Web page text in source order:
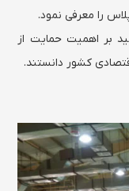
را معرفی نمود.
بر اهمیت حمایت از
کشور دانستند.​